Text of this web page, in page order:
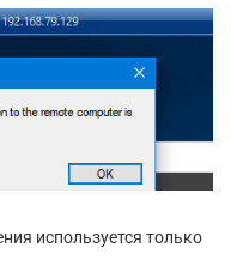
используется только